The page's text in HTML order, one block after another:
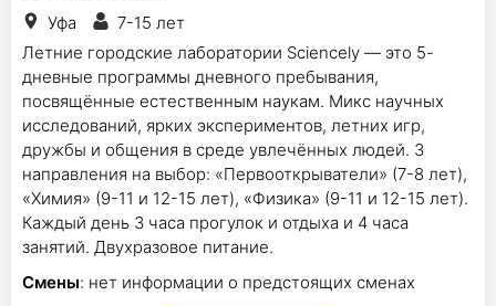
Уфа
7-15 лет
Летние городские лаборатории Sciencely — это 5-
дневные программы дневного пребывания,
посвящённые естественным наукам. Микс научных
исследований, ярких экспериментов, летних игр,
дружбы и общения в среде увлечённых людей. 3
направления на выбор: «Первооткрыватели» (7-8 лет),
«Химия» (9-11 и 12-15 лет), «Физика» (9-11 и 12-15 лет).
Каждый день 3 часа прогулок и отдыха и 4 часа
занятий. Двухразовое питание.
Смены: нет информации о предстоящих сменах